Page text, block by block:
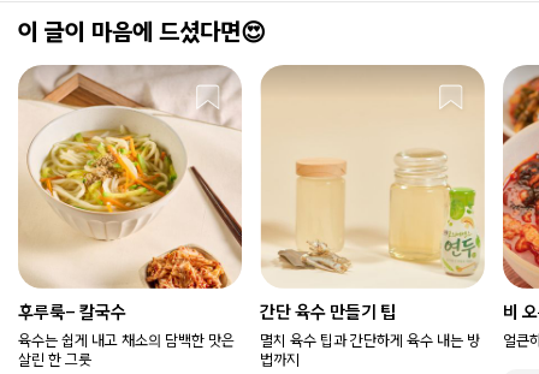
이 글이 마음에 드셨다면😍
후루룩- 칼국수
육수는 쉽게 내고 채소의 담백한 맛은
살린 한 그릇
간단 육수 만들기 팁
멸치 육수 팁과 간단하게 육수 내는 방
법까지
비
얼큰